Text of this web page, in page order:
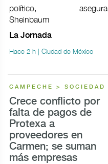
político, asegura
Sheinbaum
La Jornada
Hace 2 h | Ciudad de México
CAMPECHE > SOCIEDAD
Crece conflicto por
falta de pagos de
Protexa a
proveedores en
Carmen; se suman
más empresas